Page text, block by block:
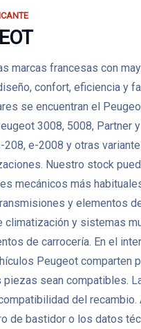
marcas francesas con
confort, eficiencia y
se encuentran el
3008, 5008, Partner
e-2008 y otras
Nuestro stock
mecánicos más
y elementos
climatización y sistemas
de carrocería. En el
Peugeot comparten
piezas sean compatibles.
del
de bastidor o los datos